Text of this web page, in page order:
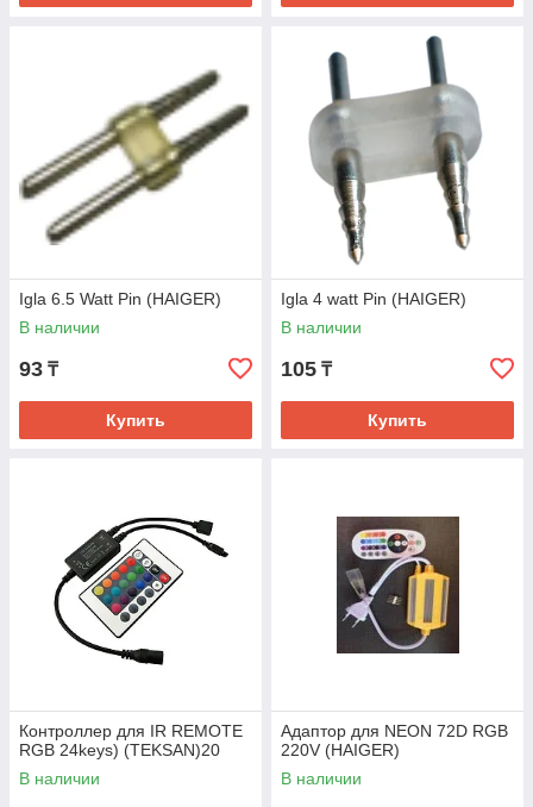
Igla 6.5 Watt Pin (HAIGER)
В наличии
93 ₸
Купить
Igla 4 watt Pin (HAIGER)
В наличии
105 ₸
Купить
Контроллер для IR REMOTE
RGB 24keys) (TEKSAN)20
В наличии
Адаптор для NEON 72D RGB
220V (HAIGER)
В наличии